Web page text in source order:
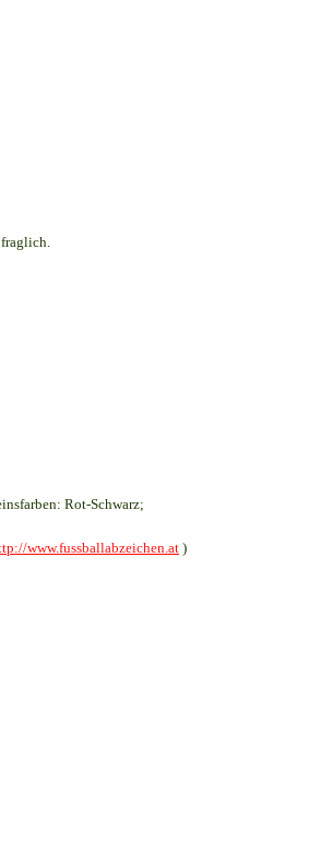
Rot-Schwarz;
www.fussballabzeichen.at )